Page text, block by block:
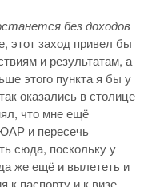
без доходов
этот заход привел бы
и результатам, а
этого пункта я бы у
оказались в столице
что мне ещё
и пересечь
сюда, поскольку у
же ещё и вылететь и
к паспорту и к визе.